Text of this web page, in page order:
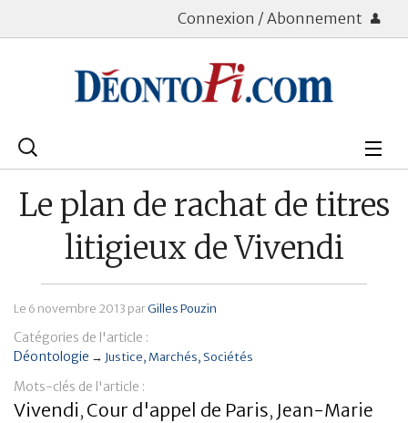
Connexion / Abonnement
Rechercher
Déontologie
Bourse
Assurance Vie
Patrimoine
Immobilier
Le plan de rachat de titres
litigieux de Vivendi
Le 6 novembre 2013 parGilles Pouzin
Catégories de l'article :
Déontologie → Justice Marchés Sociétés
Mots-clés de l'article :
Vivendi , Cour d'appel de Paris, Jean-Marie